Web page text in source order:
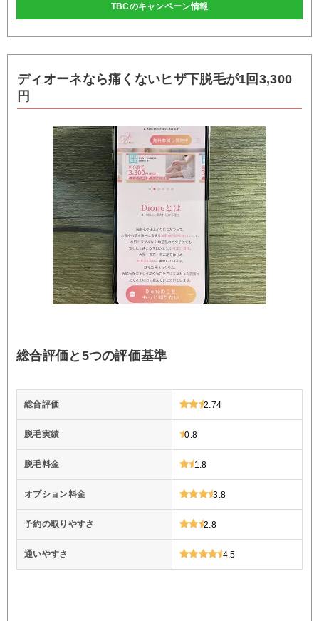
TBCのキャンペーン情報
ディオーネなら痛くないヒザ下脱毛が1回3,300
円
総合評価と5つの評価基準
総合評価 2.74
脱毛実績 0.8
脱毛料金 1.8
オプション料金 3.8
予約の取りやすさ 2.8
通いやすさ 4.5